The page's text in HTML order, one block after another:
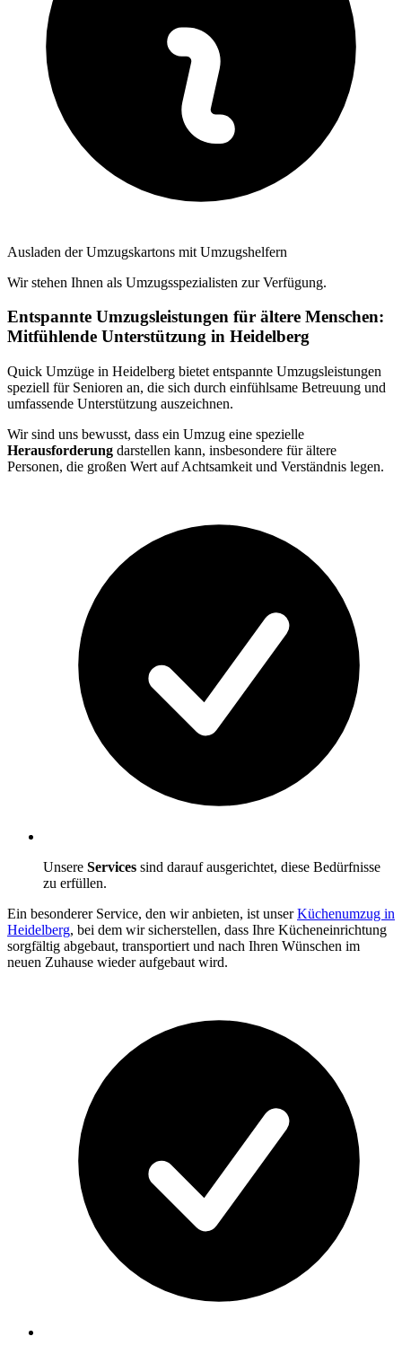
Ausladen der Umzugskartons mit Umzugshelfern
Wir stehen Ihnen als Umzugsspezialisten zur Verfügung.
Entspannte Umzugsleistungen für ältere Menschen:
Mitfühlende Unterstützung in Heidelberg
Quick Umzüge in Heidelberg bietet entspannte Umzugsleistungen
speziell für Senioren an, die sich durch einfühlsame Betreuung und
umfassende Unterstützung auszeichnen.
Wir sind uns bewusst, dass ein Umzug eine spezielle
Herausforderung darstellen kann, insbesondere für ältere
Personen, die großen Wert auf Achtsamkeit und Verständnis legen.
Unsere Services sind darauf ausgerichtet, diese Bedürfnisse
zu erfüllen.
Ein besonderer Service, den wir anbieten, ist unserKüchenumzug in
Heidelberg, bei dem wir sicherstellen, dass Ihre Kücheneinrichtung
sorgfältig abgebaut, transportiert und nach Ihren Wünschen im
neuen Zuhause wieder aufgebaut wird.